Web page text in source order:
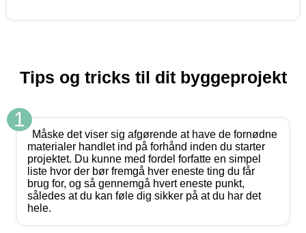
Tips og tricks til dit byggeprojekt
1
Måske det viser sig afgørende at have de fornødne
materialer handlet ind på forhånd inden du starter
projektet. Du kunne med fordel forfatte en simpel
liste hvor der bør fremgå hver eneste ting du får
brug for, og så gennemgå hvert eneste punkt,
således at du kan føle dig sikker på at du har det
hele.